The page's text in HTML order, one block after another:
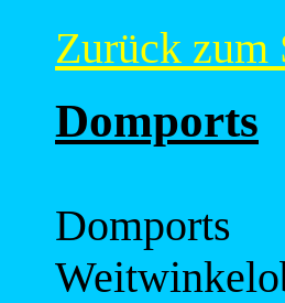
Zurück zum
Domports